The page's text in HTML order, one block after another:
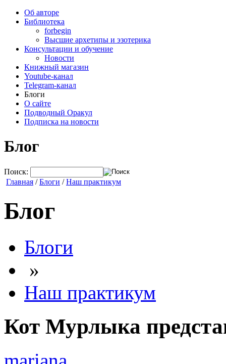
Об авторе
Библиотека
forbegin
Высшие архетипы и эзотерика
Консультации и обучение
Новости
Книжный магазин
Youtube-канал
Telegram-канал
Блоги
О сайте
Подводный Оракул
Подписка на новости
Блог
Поиск:
Главная /Блоги /Наш практикум
Блог
Блоги
»
Наш практикум
Кот Мурлыка